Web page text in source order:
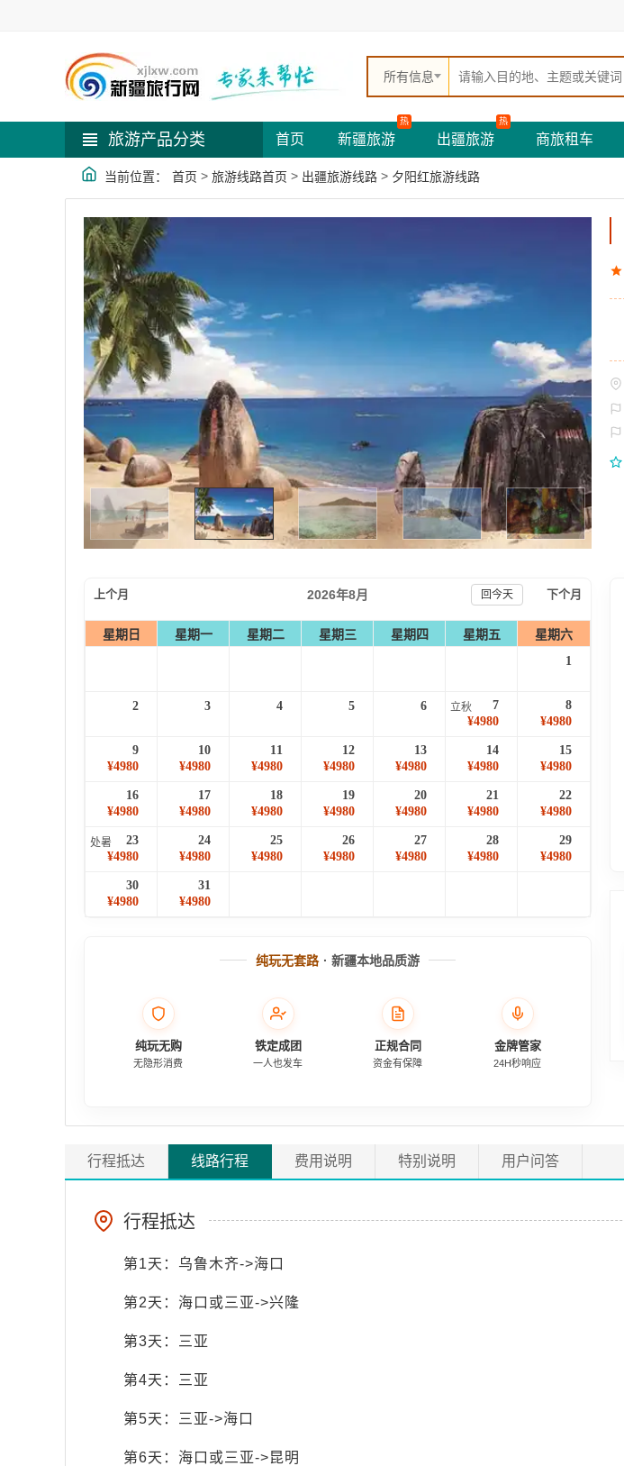
所有信息
旅游产品分类 首页 新疆旅游
热
出疆旅游
热
商旅租车
当前位置： 首页 > 旅游线路首页 > 出疆旅游线路 > 夕阳红旅游线路
2026年8月 回今天
上个月 下个月
星期日 星期一 星期二 星期三 星期四 星期五 星期六
1
2 3 4 5 6 立秋
7
¥4980
8
¥4980
9
¥4980
10
¥4980
11
¥4980
12
¥4980
13
¥4980
14
¥4980
15
¥4980
16
¥4980
17
¥4980
18
¥4980
19
¥4980
20
¥4980
21
¥4980
22
¥4980
处暑
23
¥4980
24
¥4980
25
¥4980
26
¥4980
27
¥4980
28
¥4980
29
¥4980
30
¥4980
31
¥4980
纯玩无套路 · 新疆本地品质游
纯玩无购
无隐形消费
铁定成团
一人也发车
正规合同
资金有保障
金牌管家
24H秒响应
行程抵达 线路行程 费用说明 特别说明 用户问答
行程抵达
第1天：乌鲁木齐->海口
第2天：海口或三亚->兴隆
第3天：三亚
第4天：三亚
第5天：三亚->海口
第6天：海口或三亚->昆明